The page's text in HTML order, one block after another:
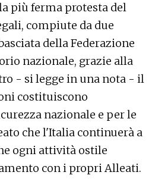
più ferma protesta del
compiute da due
della Federazione
nazionale, grazie alla
- si legge in una nota - il
costituiscono
nazionale e per le
che l'Italia continuerà a
ogni attività ostile
con i propri Alleati.